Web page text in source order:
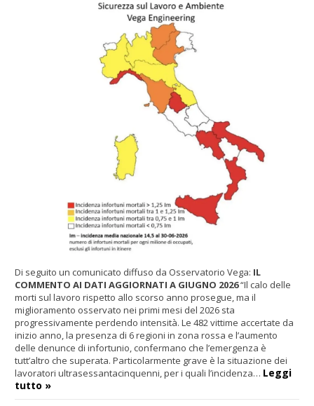
Di seguito un comunicato diffuso da Osservatorio Vega: IL
COMMENTO AI DATI AGGIORNATI A GIUGNO 2026“Il calo delle
morti sul lavoro rispetto allo scorso anno prosegue, ma il
miglioramento osservato nei primi mesi del 2026 sta
progressivamente perdendo intensità. Le 482 vittime accertate da
inizio anno, la presenza di 6 regioni in zona rossa e l’aumento
delle denunce di infortunio, confermano che l’emergenza è
tutt’altro che superata. Particolarmente grave è la situazione dei
lavoratori ultrasessantacinquenni, per i quali l’incidenza… Leggi
tutto »